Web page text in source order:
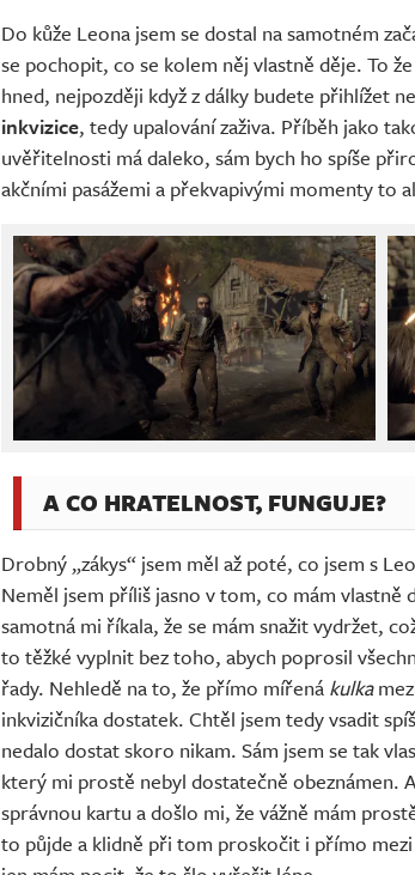
Do kůže Leona jsem se dostal na samotném
se pochopit, co se kolem něj vlastně děje. To
hned, nejpozději když z dálky budete přihlížet
inkvizice, tedy upalování zaživa. Příběh jako
uvěřitelnosti má daleko, sám bych ho spíše
akčními pasážemi a překvapivými momenty to
A CO HRATELNOST, FUNGUJE?
Drobný „zákys“ jsem měl až poté, co jsem s
Neměl jsem příliš jasno v tom, co mám
samotná mi říkala, že se mám snažit vydržet,
to těžké vyplnit bez toho, abych poprosil
řady. Nehledě na to, že přímo mířená kulka
inkvizičníka dostatek. Chtěl jsem tedy vsadit
nedalo dostat skoro nikam. Sám jsem se tak
který mi prostě nebyl dostatečně obeznámen.
správnou kartu a došlo mi, že vážně mám
to půjde a klidně při tom proskočit i přímo